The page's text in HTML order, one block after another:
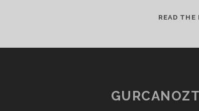
READ THE